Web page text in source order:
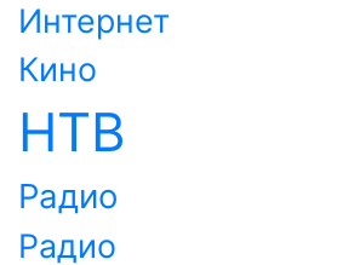
Интернет
Кино
НТВ
Радио
Радио